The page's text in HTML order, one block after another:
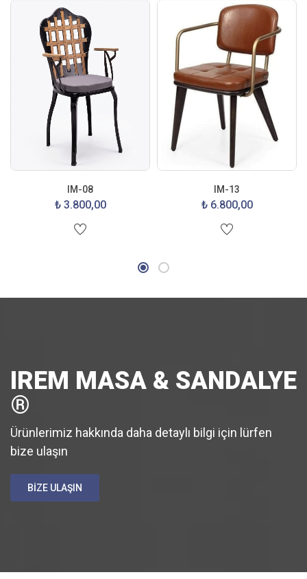
IM-08
₺ 3.800,00
IM-13
₺ 6.800,00
IREM MASA & SANDALYE
®
Ürünlerimiz hakkında daha detaylı bilgi için lürfen
bize ulaşın
BİZE ULAŞIN